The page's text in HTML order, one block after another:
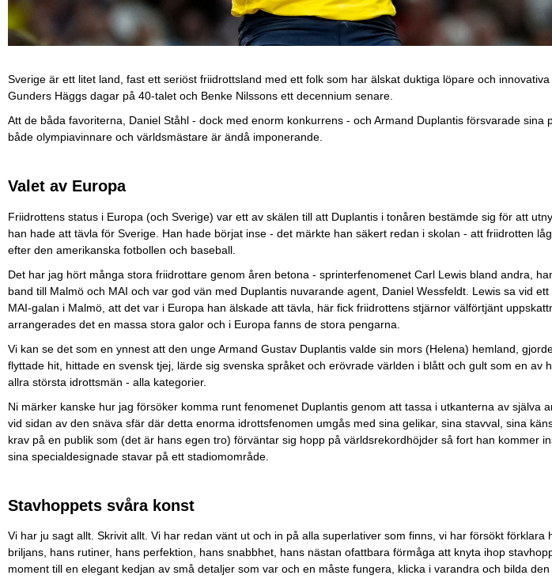
Sverige är ett litet land, fast ett seriöst friidrottsland med ett folk som har älskat duktiga löpare och
Gunders Häggs dagar på 40-talet och Benke Nilssons ett decennium senare.
Att de båda favoriterna, Daniel Ståhl - dock med enorm konkurrens - och Armand Duplantis försvarade sina
både olympiavinnare och världsmästare är ändå imponerande.
Valet av Europa
Friidrottens status i Europa (och Sverige) var ett av skälen till att Duplantis i tonåren bestämde sig för att
han hade att tävla för Sverige. Han hade börjat inse - det märkte han säkert redan i skolan - att friidrotten
efter den amerikanska fotbollen och baseball.
Det har jag hört många stora friidrottare genom åren betona - sprinterfenomenet Carl Lewis bland andra,
band till Malmö och MAI och var god vän med Duplantis nuvarande agent, Daniel Wessfeldt. Lewis sa vid
MAI-galan i Malmö, att det var i Europa han älskade att tävla, här fick friidrottens stjärnor välförtjänt
arrangerades det en massa stora galor och i Europa fanns de stora pengarna.
Vi kan se det som en ynnest att den unge Armand Gustav Duplantis valde sin mors (Helena) hemland,
flyttade hit, hittade en svensk tjej, lärde sig svenska språket och erövrade världen i blått och gult som en av
allra största idrottsmän - alla kategorier.
Ni märker kanske hur jag försöker komma runt fenomenet Duplantis genom att tassa i utkanterna av själva
vid sidan av den snäva sfär där detta enorma idrottsfenomen umgås med sina gelikar, sina stavval, sina
krav på en publik som (det är hans egen tro) förväntar sig hopp på världsrekordhöjder så fort han kommer
sina specialdesignade stavar på ett stadiomområde.
Stavhoppets svåra konst
Vi har ju sagt allt. Skrivit allt. Vi har redan vänt ut och in på alla superlativer som finns, vi har försökt förklara
briljans, hans rutiner, hans perfektion, hans snabbhet, hans nästan ofattbara förmåga att knyta ihop
moment till en elegant kedjan av små detaljer som var och en måste fungera, klicka i varandra och bilda